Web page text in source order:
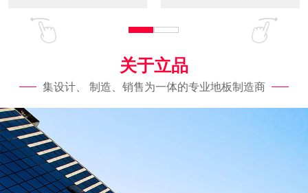
关于立品
集设计、 制造、销售为一体的专业地板制造商